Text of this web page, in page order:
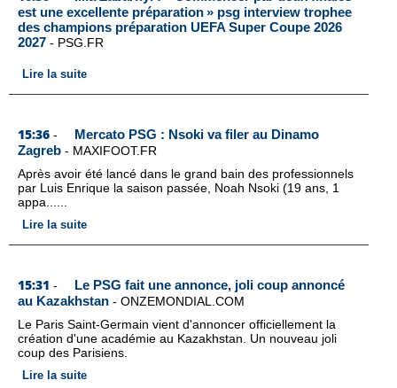
est une excellente préparation » psg interview trophee
des champions préparation UEFA Super Coupe 2026
2027 - PSG.FR
Lire la suite
15:36 -
Mercato PSG : Nsoki va filer au Dinamo
Zagreb - MAXIFOOT.FR
Après avoir été lancé dans le grand bain des professionnels
par Luis Enrique la saison passée, Noah Nsoki (19 ans, 1
appa......
Lire la suite
15:31 -
Le PSG fait une annonce, joli coup annoncé
au Kazakhstan - ONZEMONDIAL.COM
Le Paris Saint-Germain vient d'annoncer officiellement la
création d'une académie au Kazakhstan. Un nouveau joli
coup des Parisiens.
Lire la suite